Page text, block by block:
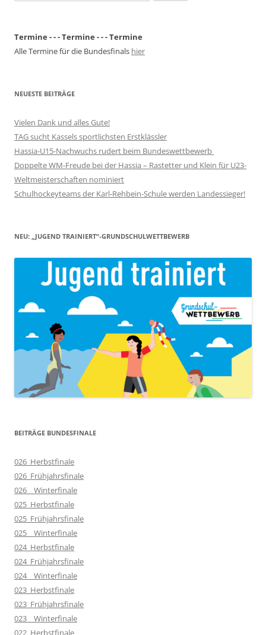
nach:
Termine - - - Termine - - - Termine
Alle Termine für die Bundesfinals hier
NEUESTE BEITRÄGE
Vielen Dank und alles Gute!
TAG sucht Kassels sportlichsten Erstklässler
Hassia-U15-Nachwuchs rudert beim Bundeswettbewerb
Doppelte WM-Freude bei der Hassia – Rastetter und Klein für U23-
Weltmeisterschaften nominiert
Schulhockeyteams der Karl-Rehbein-Schule werden Landessieger!
NEU: „JUGEND TRAINIERT“-GRUNDSCHULWETTBEWERB
BEITRÄGE BUNDESFINALE
026_Herbstfinale
026_Frühjahrsfinale
026__Winterfinale
025_Herbstfinale
025_Frühjahrsfinale
025__Winterfinale
024_Herbstfinale
024_Frühjahrsfinale
024__Winterfinale
023_Herbstfinale
023_Frühjahrsfinale
023__Winterfinale
022_Herbstfinale